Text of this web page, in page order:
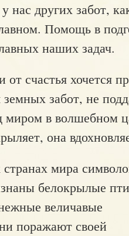
нас других забот,
Помощь в
наших задач.
счастья хочется
земных забот, не
миром в волшебном
она
мира
белокрылые
величавые
поражают своей